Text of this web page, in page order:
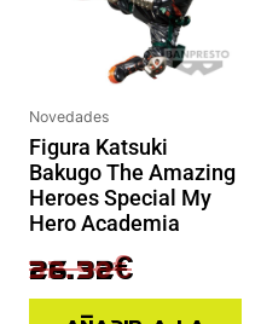
Novedades
Figura Katsuki
Bakugo The Amazing
Heroes Special My
Hero Academia
32.90€
26.32€